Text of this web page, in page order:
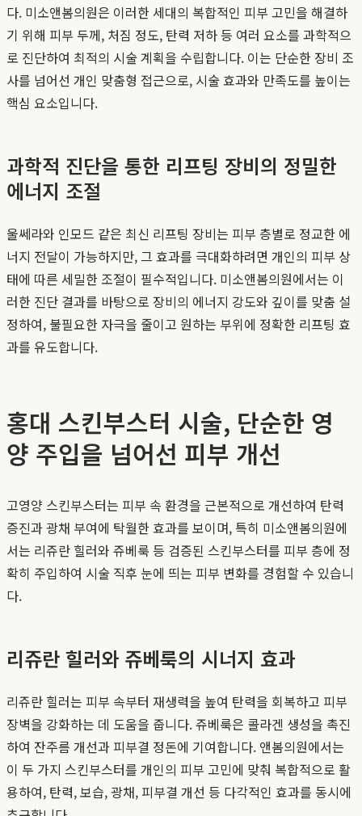
다. 미소앤봄의원은 이러한 세대의 복합적인 피부 고민을 해결하
기 위해 피부 두께, 처짐 정도, 탄력 저하 등 여러 요소를 과학적으
로 진단하여 최적의 시술 계획을 수립합니다. 이는 단순한 장비 조
사를 넘어선 개인 맞춤형 접근으로, 시술 효과와 만족도를 높이는
핵심 요소입니다.
과학적 진단을 통한 리프팅 장비의 정밀한
에너지 조절
울쎄라와 인모드 같은 최신 리프팅 장비는 피부 층별로 정교한 에
너지 전달이 가능하지만, 그 효과를 극대화하려면 개인의 피부 상
태에 따른 세밀한 조절이 필수적입니다. 미소앤봄의원에서는 이
러한 진단 결과를 바탕으로 장비의 에너지 강도와 깊이를 맞춤 설
정하여, 불필요한 자극을 줄이고 원하는 부위에 정확한 리프팅 효
과를 유도합니다.
홍대 스킨부스터 시술, 단순한 영
양 주입을 넘어선 피부 개선
고영양 스킨부스터는 피부 속 환경을 근본적으로 개선하여 탄력
증진과 광채 부여에 탁월한 효과를 보이며, 특히 미소앤봄의원에
서는 리쥬란 힐러와 쥬베룩 등 검증된 스킨부스터를 피부 층에 정
확히 주입하여 시술 직후 눈에 띄는 피부 변화를 경험할 수 있습니
다.
리쥬란 힐러와 쥬베룩의 시너지 효과
리쥬란 힐러는 피부 속부터 재생력을 높여 탄력을 회복하고 피부
장벽을 강화하는 데 도움을 줍니다. 쥬베룩은 콜라겐 생성을 촉진
하여 잔주름 개선과 피부결 정돈에 기여합니다. 앤봄의원에서는
이 두 가지 스킨부스터를 개인의 피부 고민에 맞춰 복합적으로 활
용하여, 탄력, 보습, 광채, 피부결 개선 등 다각적인 효과를 동시에